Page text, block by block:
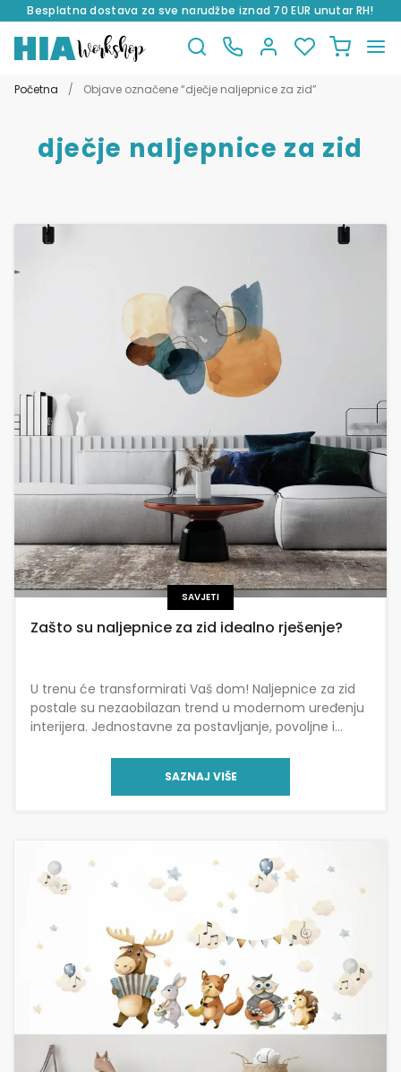
Besplatna dostava za sve narudžbe iznad 70 EUR unutar RH!
na
do
Početna / Objave označene “dječje naljepnice za zid”
dječje naljepnice za zid
SAVJETI
Zašto su naljepnice za zid idealno rješenje?
U trenu će transformirati Vaš dom! Naljepnice za zid
postale su nezaobilazan trend u modernom uređenju
interijera. Jednostavne za postavljanje, povoljne i
SAZNAJ VIŠE